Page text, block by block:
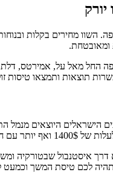
יורק
השוו מחירים בקלות
ומאובטחת.
החל מאל על, אמירטס,
תוצאות ותמצאו טיסות
הישראלים היוצאים מנמל
דרך איסטנבול שבטורקיה
לכם טיסת המשך וכמעט